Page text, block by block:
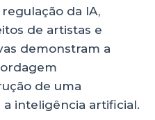
da IA,
de artistas e
demonstram a
de uma
inteligência artificial.